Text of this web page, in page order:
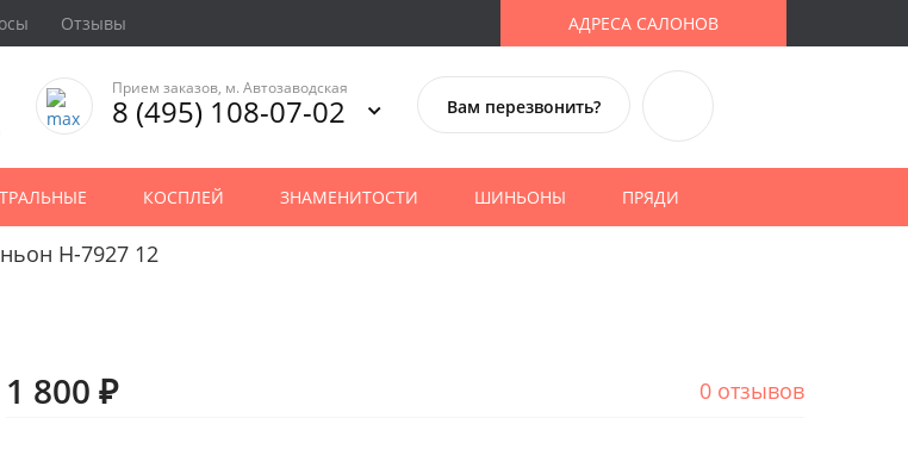
Отзывы АДРЕСА САЛОНОВ
Прием заказов, м. Автозаводская
8 (495) 108-07-02 Вам перезвонить?
КОСПЛЕЙ ЗНАМЕНИТОСТИ ШИНЬОНЫ ПРЯДИ
H-7927 12
1 800 ₽ 0 отзывов